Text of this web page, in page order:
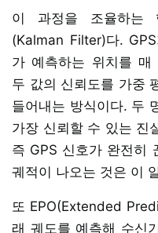
이 과정을 조율하는
(Kalman Filter)다.
가 예측하는 위치를 매
두 값의 신뢰도를 가중
들어내는 방식이다. 두
가장 신뢰할 수 있는 진
즉 GPS 신호가 완전히
궤적이 나오는 것은 이
또 EPO(Extended
래 궤도를 예측해 수신